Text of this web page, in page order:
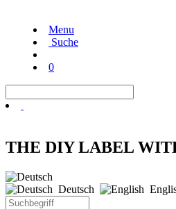
Menu
Suche
0
THE DIY LABEL
Deutsch